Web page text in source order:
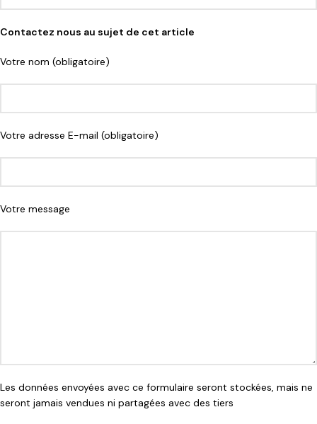
Contactez nous au sujet de cet article
Votre nom (obligatoire)
Votre adresse E-mail (obligatoire)
Votre message
Les données envoyées avec ce formulaire seront stockées, mais ne
seront jamais vendues ni partagées avec des tiers